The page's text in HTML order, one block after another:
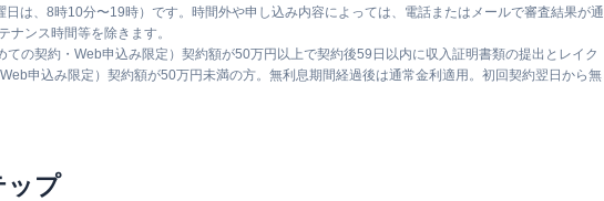
は、8時10分〜19時）です。時間外や申し込み内容によっては、電話またはメールで審査結果が通
ンス時間等を除きます。
の契約・Web申込み限定）契約額が50万円以上で契約後59日以内に収入証明書類の提出とレイク
申込み限定）契約額が50万円未満の方。無利息期間経過後は通常金利適用。初回契約翌日から無
ップ